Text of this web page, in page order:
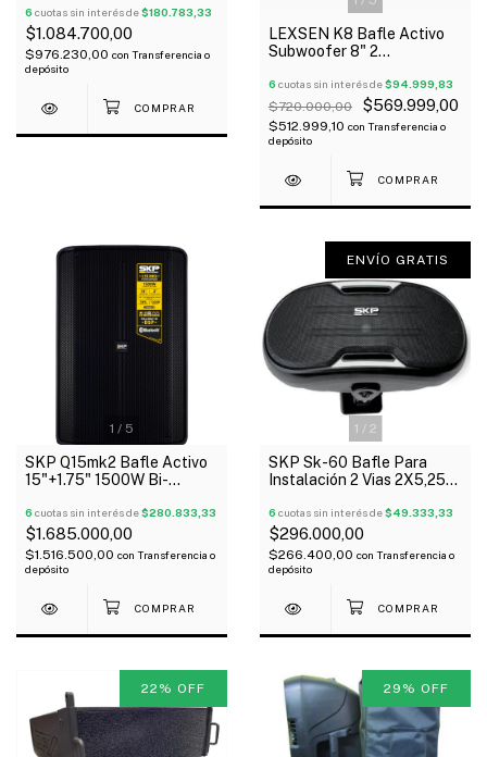
6 cuotas sin interés de$180.783,33
$1.084.700,00
$976.230,00 con Transferencia o
depósito
LEXSEN K8 Bafle Activo
Subwoofer 8" 2
500W Bluetooth
6 cuotas sin interés de$94.999,83
$720.000,00 $569.999,00
$512.999,10 con Transferencia o
depósito
1 / 5
SKP Q15mk2 Bafle Activo
15"+1.75" 1500W Bi-
Dsp
6 cuotas sin interés de$280.833,33
$1.685.000,00
$1.516.500,00 con Transferencia o
depósito
1 / 2
ENVÍO GRATIS
SKP Sk-60 Bafle Para
Instalación 2 Vias 2X5,25"
Oferta!
6 cuotas sin interés de$49.333,33
$296.000,00
$266.400,00 con Transferencia o
depósito
22 % OFF 29 % OFF